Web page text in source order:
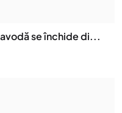
se închide di...